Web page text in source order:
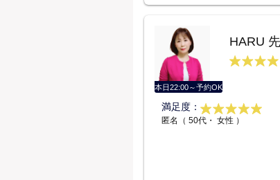
本日22:00～予約OK
HARU
満足度：
匿名（ 50代・ 女性 ）